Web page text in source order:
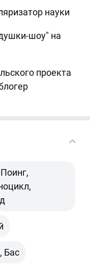
науки
шоу" на
проекта
Бас